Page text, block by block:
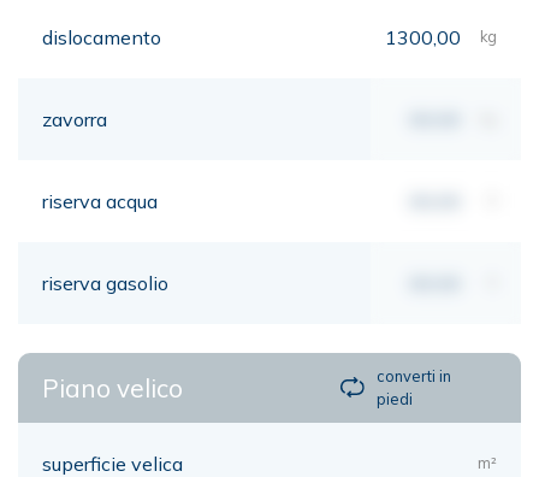
dislocamento 1300,00 kg
zavorra
riserva acqua
riserva gasolio
Piano velico
converti in
piedi
superficie velica m²